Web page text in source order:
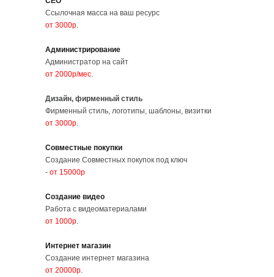
Ссылочная масса на ваш ресурс
от 3000р.
Администрирование
Администратор на сайт
от 2000р/мес.
Дизайн, фирменный стиль
Фирменный стиль, логотипы, шаблоны, визитки
от 3000р.
Совместные покупки
Создание Совместных покупок под ключ
- от 15000р
Создание видео
Работа с видеоматериалами
от 1000р.
Интернет магазин
Создание интернет магазина
от 20000р.